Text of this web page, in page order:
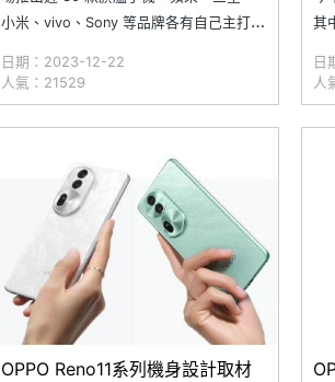
小米、vivo、Sony 等品牌各有自己主打特
計等，而這麼多手機當中，哪一款是你認
為 2023 年最有「CP 值」的旗艦手機呢？
想要在年末換新機，換哪一款旗艦手機是
日期：2023-12-22
人氣：21529
其
光
上
日
人
OPPO Reno11系列機身設計取材